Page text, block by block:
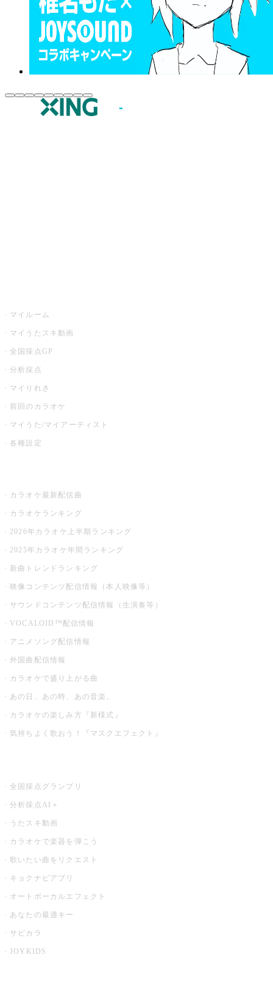
マイルーム
マイうたスキ動画
全国採点GP
分析採点
マイりれき
前回のカラオケ
マイうた/マイアーティスト
各種設定
カラオケ最新配信曲
カラオケランキング
2026年カラオケ上半期ランキング
2025年カラオケ年間ランキング
新曲トレンドランキング
映像コンテンツ配信情報（本人映像等）
サウンドコンテンツ配信情報（生演奏等）
VOCALOID™配信情報
アニメソング配信情報
外国曲配信情報
カラオケで盛り上がる曲
あの日、あの時、あの音楽。
カラオケの楽しみ方『新様式』
気持ちよく歌おう！『マスクエフェクト』
全国採点グランプリ
分析採点AI＋
うたスキ動画
カラオケで楽器を弾こう
歌いたい曲をリクエスト
キョクナビアプリ
オートボーカルエフェクト
あなたの最適キー
サビカラ
JOYKIDS